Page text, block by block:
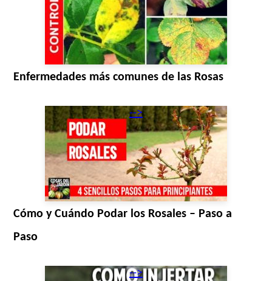
Enfermedades más comunes de las Rosas
-->
Cómo y Cuándo Podar los Rosales – Paso a
Paso
-->